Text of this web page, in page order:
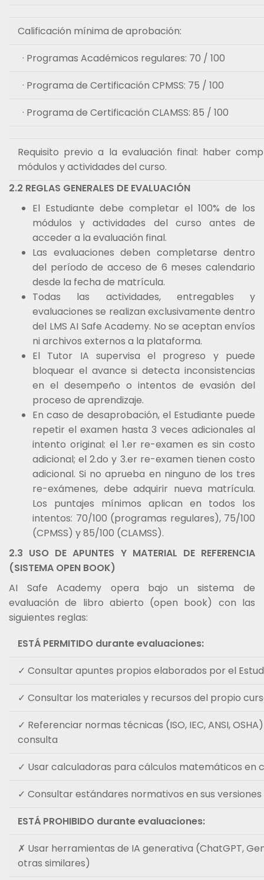
Calificación mínima de aprobación:
· Programas Académicos regulares: 70 / 100
· Programa de Certificación CPMSS: 75 / 100
· Programa de Certificación CLAMSS: 85 / 100
Requisito previo a la evaluación final: haber
módulos y actividades del curso.
2.2 REGLAS GENERALES DE EVALUACIÓN
El Estudiante debe completar el 100% de los
módulos y actividades del curso antes de
acceder a la evaluación final.
Las evaluaciones deben completarse dentro
del período de acceso de 6 meses calendario
desde la fecha de matrícula.
Todas las actividades, entregables y
evaluaciones se realizan exclusivamente dentro
del LMS AI Safe Academy. No se aceptan envíos
ni archivos externos a la plataforma.
El Tutor IA supervisa el progreso y puede
bloquear el avance si detecta inconsistencias
en el desempeño o intentos de evasión del
proceso de aprendizaje.
En caso de desaprobación, el Estudiante puede
repetir el examen hasta 3 veces adicionales al
intento original: el 1.er re-examen es sin costo
adicional; el 2.do y 3.er re-examen tienen costo
adicional. Si no aprueba en ninguno de los tres
re-exámenes, debe adquirir nueva matrícula.
Los puntajes mínimos aplican en todos los
intentos: 70/100 (programas regulares), 75/100
(CPMSS) y 85/100 (CLAMSS).
2.3 USO DE APUNTES Y MATERIAL DE REFERENCIA
(SISTEMA OPEN BOOK)
AI Safe Academy opera bajo un sistema de
evaluación de libro abierto (open book) con las
siguientes reglas:
ESTÁ PERMITIDO durante evaluaciones:
✓ Consultar apuntes propios elaborados por el
✓ Consultar los materiales y recursos del propio
✓ Referenciar normas técnicas (ISO, IEC, ANSI,
consulta
✓ Usar calculadoras para cálculos matemáticos en
✓ Consultar estándares normativos en sus
ESTÁ PROHIBIDO durante evaluaciones:
✗ Usar herramientas de IA generativa (ChatGPT,
otras similares)